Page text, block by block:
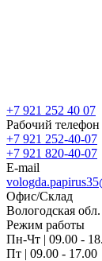
+7 921 252 40 07
Рабочий телефон
+7 921 252-40-07
+7 921 820-40-07
E-mail
Офис/Склад
Вологодская
Режим работы
Пн-Чт | 09.00 -
Пт | 09.00 - 17.00